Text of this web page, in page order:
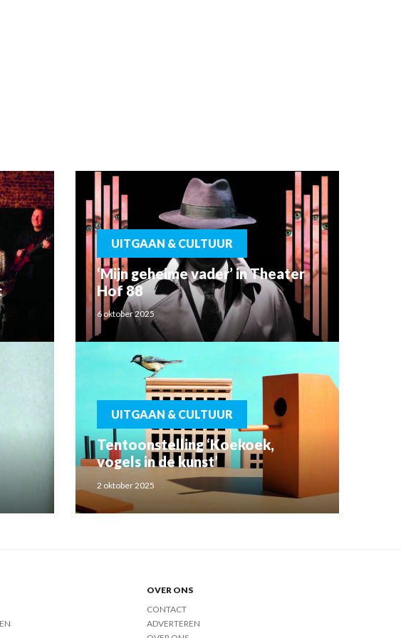
UITGAAN & CULTUUR
‘Mijn geheime vader’ in Theater
Hof 88
6 oktober 2025
UITGAAN & CULTUUR
Tentoonstelling ‘Koekoek,
vogels in de kunst’
2 oktober 2025
OVER ONS
CONTACT
ADVERTEREN